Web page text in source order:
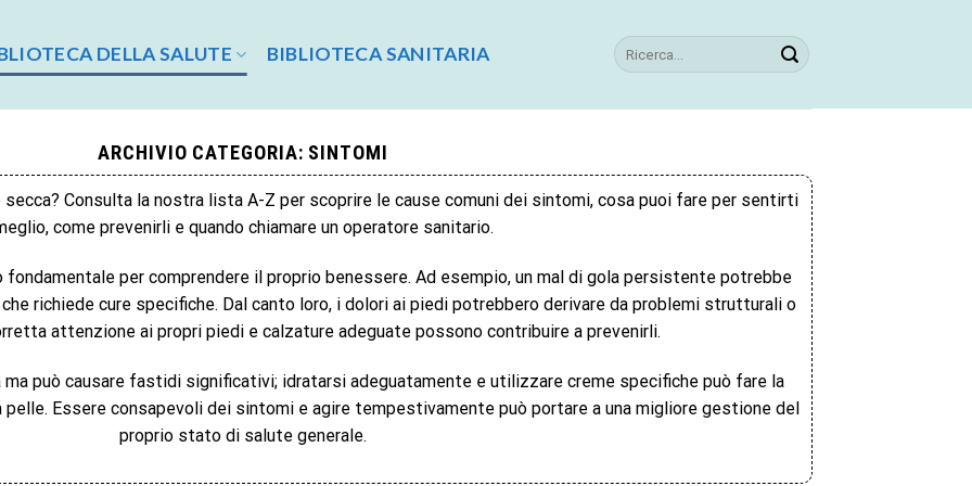
DELLA SALUTE BIBLIOTECA SANITARIA
ARCHIVIO CATEGORIA: SINTOMI
secca? Consulta la nostra lista A-Z per scoprire le cause comuni dei sintomi, cosa puoi fare per sentirti
come prevenirli e quando chiamare un operatore sanitario.
per comprendere il proprio benessere. Ad esempio, un mal di gola persistente potrebbe
richiede cure specifiche. Dal canto loro, i dolori ai piedi potrebbero derivare da problemi strutturali o
attenzione ai propri piedi e calzature adeguate possono contribuire a prevenirli.
può causare fastidi significativi; idratarsi adeguatamente e utilizzare creme specifiche può fare la
Essere consapevoli dei sintomi e agire tempestivamente può portare a una migliore gestione del
proprio stato di salute generale.